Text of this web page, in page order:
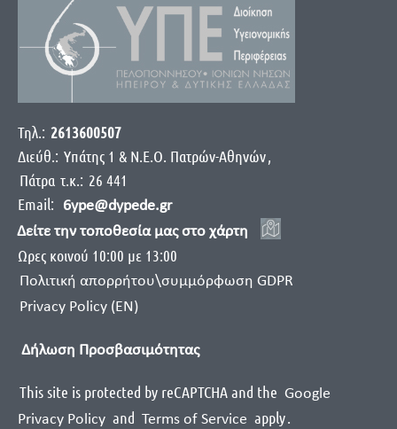
Τηλ.: 2613600507
Διεύθ.: Yπάτης 1 & Ν.Ε.Ο. Πατρών-Αθηνών,
Πάτρα τ.κ.: 26 441
Email:
6ype@dypede.gr
Δείτε την τοποθεσία μας στο χάρτη
Ωρες κοινού 10:00 με 13:00
Πολιτική απορρήτου\συμμόρφωση GDPR
Privacy Policy (EN)
Δήλωση Προσβασιμότητας
This site is protected by reCAPTCHA and the Google
Privacy Policy and Terms of Service apply.